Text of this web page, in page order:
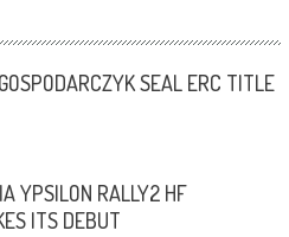
SEAL ERC TITLE
YPSILON RALLY2 HF
ITS DEBUT